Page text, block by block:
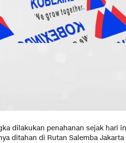
dilakukan penahanan sejak hari
ditahan di Rutan Salemba